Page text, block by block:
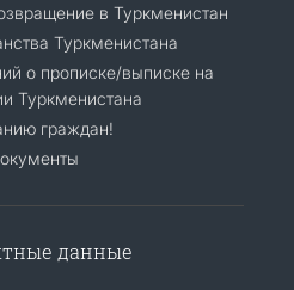
в Туркменистан
Туркменистана
о прописке/выписке на
Туркменистана
граждан!
данные